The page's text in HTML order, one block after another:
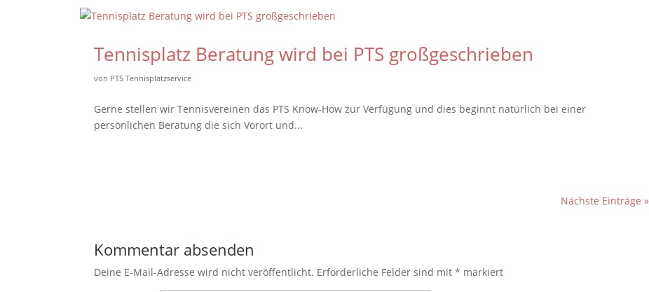
Tennisplatz Beratung wird bei PTS großgeschrieben
von PTS Tennisplatzservice
Gerne stellen wir Tennisvereinen das PTS Know-How zur Verfügung und dies beginnt natürlich bei einer
persönlichen Beratung die sich Vorort und...
Nächste Einträge »
Kommentar absenden
Deine E-Mail-Adresse wird nicht veröffentlicht. Erforderliche Felder sind mit* markiert